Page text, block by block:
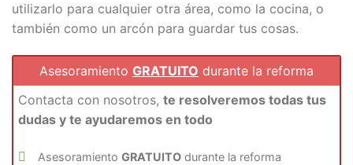
utilizarlo para cualquier otra área, como la cocina, o
también como un arcón para guardar tus cosas.
Asesoramiento GRATUITO durante la reforma
Contacta con nosotros,te resolveremos todas tus
dudas y te ayudaremos en todo
AsesoramientoGRATUITO durante la reforma